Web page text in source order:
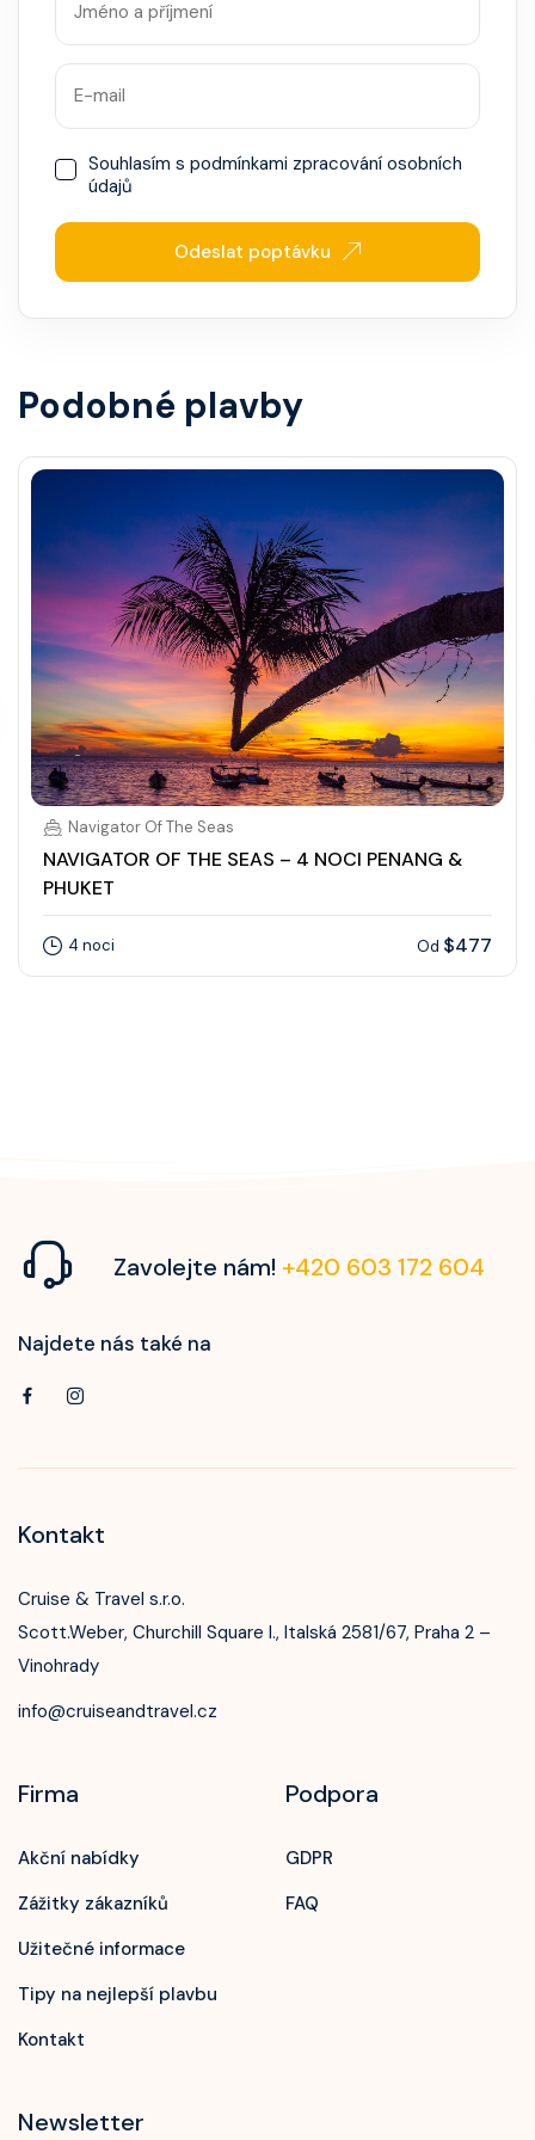
Souhlasím s podmínkami zpracování osobních
údajů
Odeslat poptávku
Podobné plavby
Navigator Of The Seas
NAVIGATOR OF THE SEAS – 4 NOCI PENANG &
PHUKET
4 noci Od $477
Zavolejte nám! +420 603 172 604
Najdete nás také na
Kontakt
Cruise & Travel s.r.o.
Scott.Weber, Churchill Square I., Italská 2581/67, Praha 2 –
Vinohrady
info@cruiseandtravel.cz
Firma
Akční nabídky
Zážitky zákazníků
Užitečné informace
Tipy na nejlepší plavbu
Kontakt
Podpora
GDPR
FAQ
Newsletter